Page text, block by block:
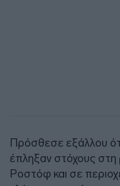
Πρόσθεσε εξάλλου
έπληξαν στόχους στη
Ροστόφ και σε